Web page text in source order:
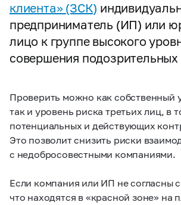
клиента» (ЗСК)
предприниматель (ИП) или
лицо к группе высокого
совершения
Проверить можно как собственный
так и уровень риска третьих лиц, в
потенциальных и действующих
Это позволит снизить риски
с недобросовестными компаниями.
Если компания или ИП не согласны
что находятся в «красной зоне» на